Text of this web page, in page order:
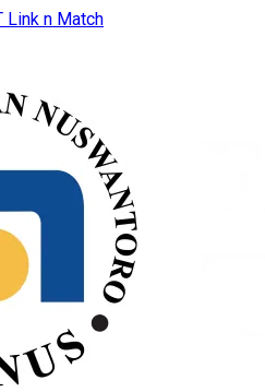
Link n Match